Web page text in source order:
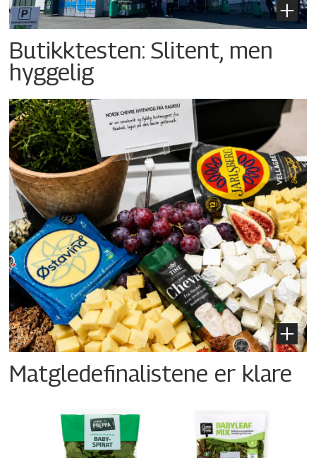
Butikktesten: Slitent, men
hyggelig
Matgledefinalistene er klare